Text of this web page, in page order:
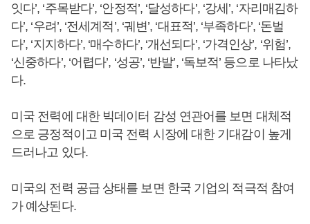
잇다’, ‘주목받다’, ‘안정적’, ‘달성하다’, ‘강세’, ‘자리매김하
다’, ‘우려’, ‘전세계적’, ‘궤변’, ‘대표적’, ‘부족하다’, ‘돈벌
다’, ‘지지하다’, ‘매수하다’, ‘개선되다’, ‘가격인상’, ‘위험’,
‘신중하다’, ‘어렵다’, ‘성공’, ‘반발’, ‘독보적’ 등으로 나타났
다.
미국 전력에 대한 빅데이터 감성 연관어를 보면 대체적
으로 긍정적이고 미국 전력 시장에 대한 기대감이 높게
드러나고 있다.
미국의 전력 공급 상태를 보면 한국 기업의 적극적 참여
가 예상된다.